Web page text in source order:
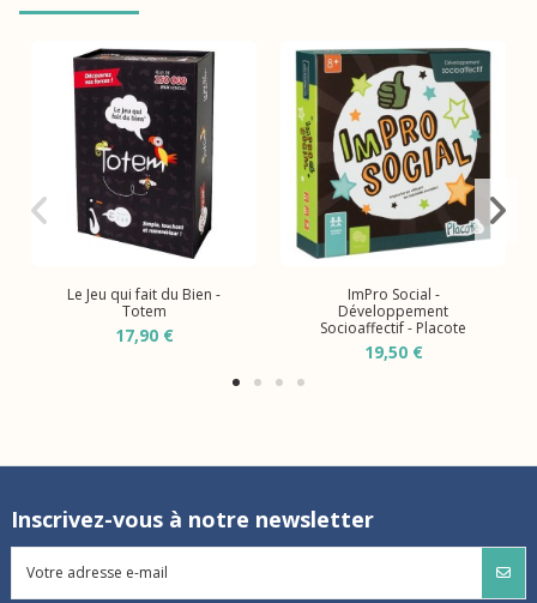
Le Jeu qui fait du Bien -
Totem
17,90 €
ImPro Social -
Développement
Socioaffectif - Placote
19,50 €
Inscrivez-vous à notre newsletter